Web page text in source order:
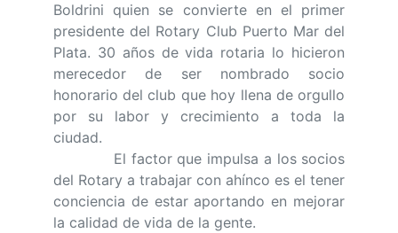
Boldrini quien se convierte en el primer
presidente del Rotary Club Puerto Mar del
Plata. 30 años de vida rotaria lo hicieron
merecedor de ser nombrado socio
honorario del club que hoy llena de orgullo
por su labor y crecimiento a toda la
ciudad.
El factor que impulsa a los socios
del Rotary a trabajar con ahínco es el tener
conciencia de estar aportando en mejorar
la calidad de vida de la gente.